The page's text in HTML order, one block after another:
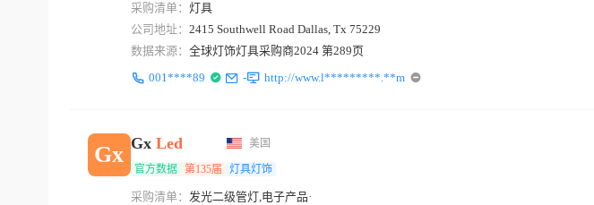
采购清单： 灯具
公司地址： 2415 Southwell Road Dallas, Tx 75229
数据来源： 全球灯饰灯具采购商2024 第289页
001****89
- http://www.l*********.**m
Gx Gx Led 美国
官方数据 第135届 灯具灯饰
采购清单： 发光二级管灯,电子产品·